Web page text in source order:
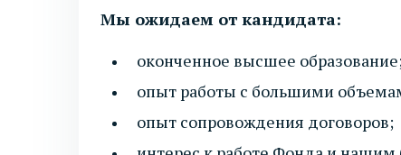
Мы ожидаем от кандидата:
оконченное высшее
опыт работы с большими
опыт сопровождения договоров;